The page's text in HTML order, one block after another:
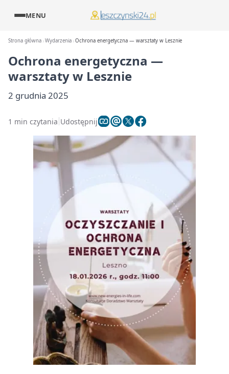
MENU
Strona główna Wydarzenia Ochrona energetyczna — warsztaty w Lesznie
Ochrona energetyczna —
warsztaty w Lesznie
2 grudnia 2025
1 min czytania Udostępnij